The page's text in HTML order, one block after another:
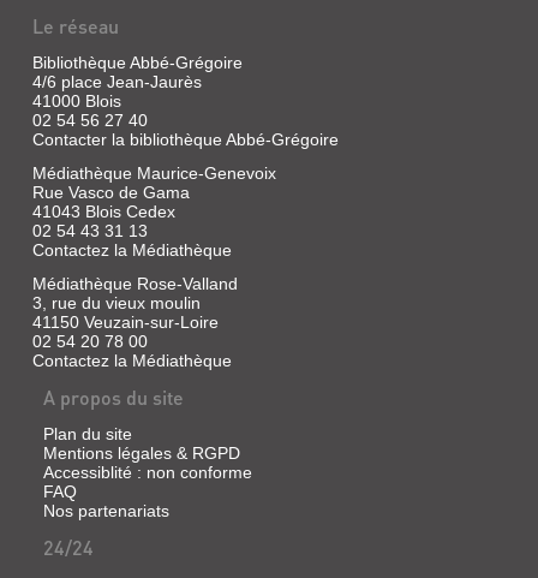
Vargas,
Flammarion,
2026
(Policiers,
Le
commissaire
Adamsberg
enquête
sur
meurtre
d'une
jeune
femme
ressemblant
célèbre
actrice
hollywoodienne.
LES
Le réseau
Bibliothèque Abbé-Grégoire
4/6 place Jean-Jaurès
41000 Blois
02 54 56 27 40
Contacter la bibliothèque Abbé-Grégoire
Médiathèque Maurice-Genevoix
Rue Vasco de Gama
41043 Blois Cedex
02 54 43 31 13
Contactez la Médiathèque
Médiathèque Rose-Valland
3, rue du vieux moulin
41150 Veuzain-sur-Loire
02 54 20 78 00
Contactez la Médiathèque
A propos du site
Plan du site
Mentions légales & RGPD
Accessiblité : non conforme
FAQ
Nos partenariats
24/24